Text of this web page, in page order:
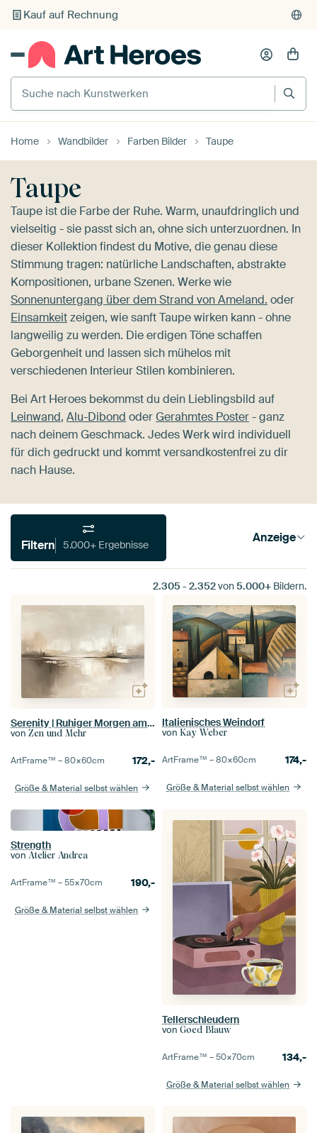
Individueller Druck auf Bestellung
Suche nach Kunstwerken
Home Wandbilder Farben Bilder Taupe
Taupe
Taupe ist die Farbe der Ruhe. Warm, unaufdringlich und
vielseitig - sie passt sich an, ohne sich unterzuordnen. In
dieser Kollektion findest du Motive, die genau diese
Stimmung tragen: natürliche Landschaften, abstrakte
Kompositionen, urbane Szenen. Werke wie
Sonnenuntergang über dem Strand von Ameland. oder
Einsamkeitzeigen, wie sanft Taupe wirken kann - ohne
langweilig zu werden. Die erdigen Töne schaffen
Geborgenheit und lassen sich mühelos mit
verschiedenen Interieur Stilen kombinieren.
Bei Art Heroes bekommst du dein Lieblingsbild auf
Leinwand, Alu-Dibond oderGerahmtes Poster- ganz
nach deinem Geschmack. Jedes Werk wird individuell
für dich gedruckt und kommt versandkostenfrei zu dir
nach Hause.
Filtern 5.000+ Ergebnisse Anzeige
2.305- 2.352von5.000+ Bildern.
Serenity | Ruhiger Morgen am See
von Zen und Mehr
ArtFrame™ –80×60cm 172,-
Größe & Material selbst wählen
Italienisches Weindorf
von Kay Weber
ArtFrame™ –80×60cm 174,-
Größe & Material selbst wählen
Strength
von Atelier Andrea
ArtFrame™ –55×70cm 190,-
Größe & Material selbst wählen
Tellerschleudern
von Goed Blauw
ArtFrame™ –50×70cm 134,-
Größe & Material selbst wählen